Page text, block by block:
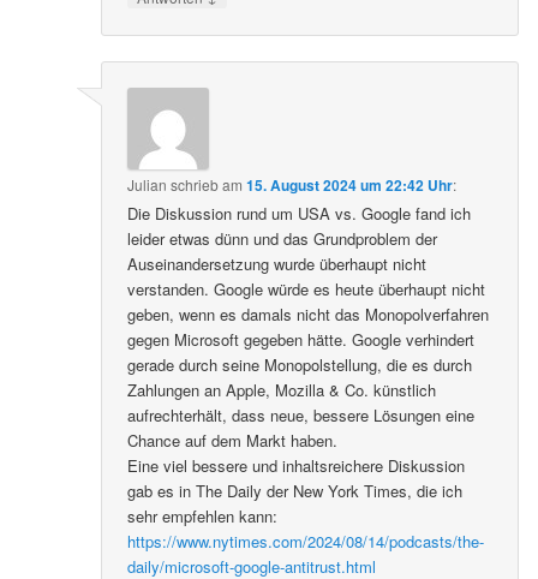
Julian schriebam15. August 2024 um 22:42 Uhr:
Die Diskussion rund um USA vs. Google fand ich
leider etwas dünn und das Grundproblem der
Auseinandersetzung wurde überhaupt nicht
verstanden. Google würde es heute überhaupt nicht
geben, wenn es damals nicht das Monopolverfahren
gegen Microsoft gegeben hätte. Google verhindert
gerade durch seine Monopolstellung, die es durch
Zahlungen an Apple, Mozilla & Co. künstlich
aufrechterhält, dass neue, bessere Lösungen eine
Chance auf dem Markt haben.
Eine viel bessere und inhaltsreichere Diskussion
gab es in The Daily der New York Times, die ich
sehr empfehlen kann:
https://www.nytimes.com/2024/08/14/podcasts/the-
daily/microsoft-google-antitrust.html